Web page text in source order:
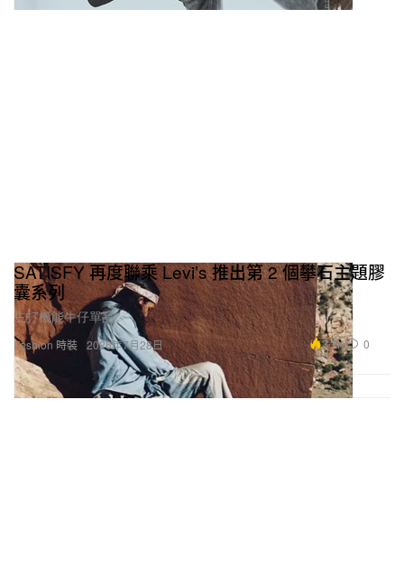
Fashion 時裝
SATISFY 再度聯乘 Levi’s 推出第 2 個攀石主題膠
囊系列
主打機能牛仔單品。
2026年7月28日 3.7K 0